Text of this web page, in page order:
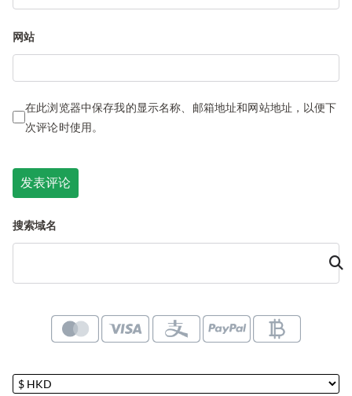
网站
在此浏览器中保存我的显示名称、邮箱地址和网站地址，以便下
次评论时使用。
搜索域名